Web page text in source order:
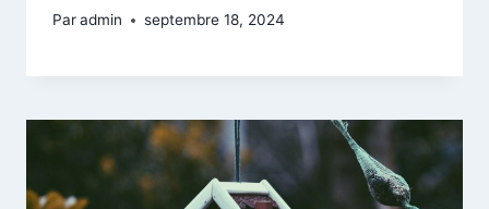
Paradmin septembre 18, 2024